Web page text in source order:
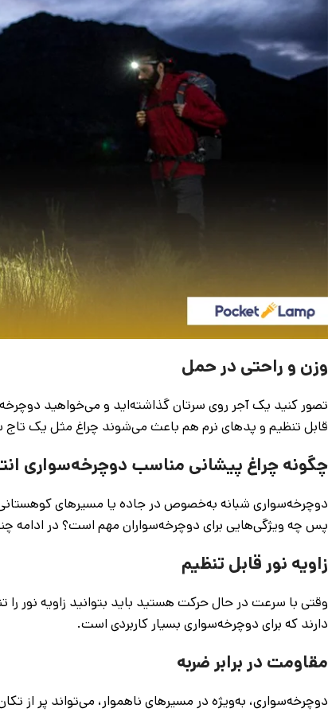
وزن و راحتی در حمل
تصور کنید یک آجر روی سرتان گذاشته‌اید و می‌خواهید
قابل تنظیم و پدهای نرم هم باعث می‌شوند چراغ مثل یک
چگونه چراغ پیشانی مناسب دوچرخه‌سواری
دوچرخه‌سواری شبانه به‌خصوص در جاده یا مسیرهای کوهستانی،
پس چه ویژگی‌هایی برای دوچرخه‌سواران مهم است؟ در ادامه
زاویه نور قابل تنظیم
وقتی با سرعت در حال حرکت هستید باید بتوانید زاویه نور را
دارند که برای دوچرخه‌سواری بسیار کاربردی است.
مقاومت در برابر ضربه
دوچرخه‌سواری، به‌ویژه در مسیرهای ناهموار، می‌تواند پر از